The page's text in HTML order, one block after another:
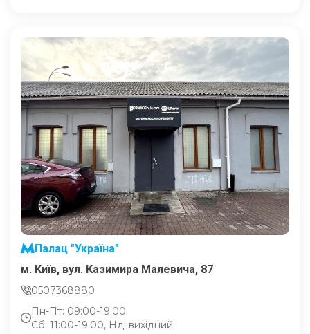
Палац "Україна"
м. Київ, вул. Казимира Малевича, 87
0507368880
Пн-Пт: 09:00-19:00
Сб: 11:00-19:00, Нд: вихідний